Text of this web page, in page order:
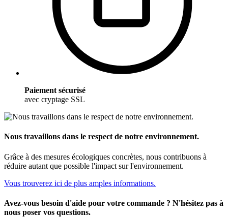
Paiement sécurisé
avec cryptage SSL
Nous travaillons dans le respect de notre environnement.
Grâce à des mesures écologiques concrètes, nous contribuons à
réduire autant que possible l'impact sur l'environnement.
Vous trouverez ici de plus amples informations.
Avez-vous besoin d'aide pour votre commande ? N'hésitez pas à
nous poser vos questions.